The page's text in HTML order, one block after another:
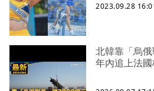
2023.09.28
北韓靠「烏
年內追上法